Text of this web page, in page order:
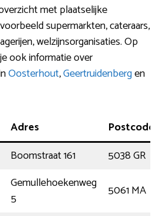
met plaatselijke
supermarkten, cateraars,
welzijnsorganisaties. Op
ook informatie over
Oosterhout,Geertruidenbergen
Adres Postcode
Boomstraat 161 5038 GR
Gemullehoekenweg
5
5061 MA